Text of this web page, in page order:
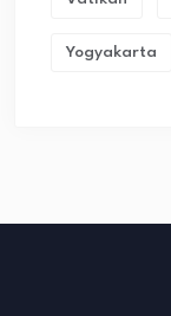
Yogyakarta